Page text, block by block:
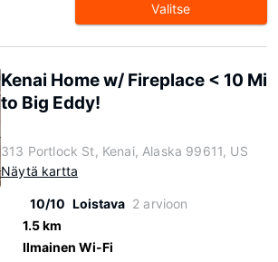
Valitse
Kenai Home w/ Fireplace < 10 Mi
to Big Eddy!
313 Portlock St, Kenai, Alaska 99611, US
Näytä kartta
10/10 Loistava 2 arvioon
1.5 km
Ilmainen Wi-Fi